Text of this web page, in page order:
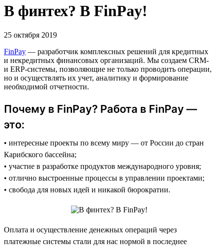
В финтех? В FinPay!
25 октября 2019
FinPay — разработчик комплексных решений для кредитных
и некредитных финансовых организаций. Мы создаем CRM-
и ERP-системы, позволяющие не только проводить операции,
но и осуществлять их учет, аналитику и формирование
необходимой отчетности.
Почему в FinPay? Работа в FinPay —
это:
• интересные проекты по всему миру — от России до стран
Карибского бассейна;
• участие в разработке продуктов международного уровня;
• отлично выстроенные процессы в управлении проектами;
• свобода для новых идей и никакой бюрократии.
Оплата и осуществление денежных операций через
платежные системы стали для нас нормой в последнее